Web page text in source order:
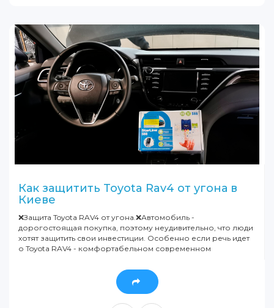
Как защитить Toyota Rav4 от угона в
Киеве
❌Защита Toyota RAV4 от угона.❌Автомобиль -
дорогостоящая покупка, поэтому неудивительно, что люди
хотят защитить свои инвестиции. Особенно если речь идет
о Toyota RAV4 - комфортабельном современном